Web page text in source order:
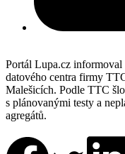
Portál Lupa.cz
datového centra firmy
Malešicích. Podle TTC
s plánovanými testy a
agregátů.